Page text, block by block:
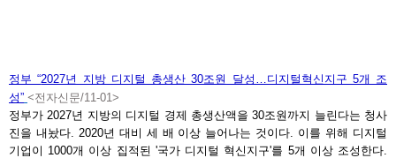
정부 “2027년 지방 디지털 총생산 30조원 달성…디지털혁신지구 5개 조
성” <전자신문/11-01>
정부가 2027년 지방의 디지털 경제 총생산액을 30조원까지 늘린다는 청사
진을 내놨다. 2020년 대비 세 배 이상 늘어나는 것이다. 이를 위해 디지털
기업이 1000개 이상 집적된 '국가 디지털 혁신지구'를 5개 이상 조성한다.